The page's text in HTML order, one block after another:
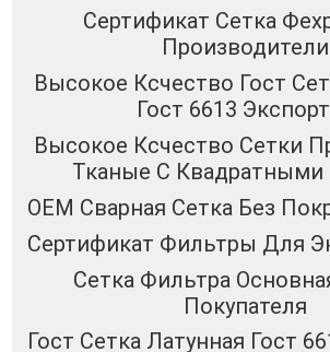
Сертификат Сетка
Производители
Высокое Ксчество Гост
Гост 6613
Высокое Ксчество Сетки
Тканые С Квадратными
OEM Сварная Сетка Без
Сертификат Фильтры Для
Сетка Фильтра
Покупателя
Гост Сетка Латунная Гост